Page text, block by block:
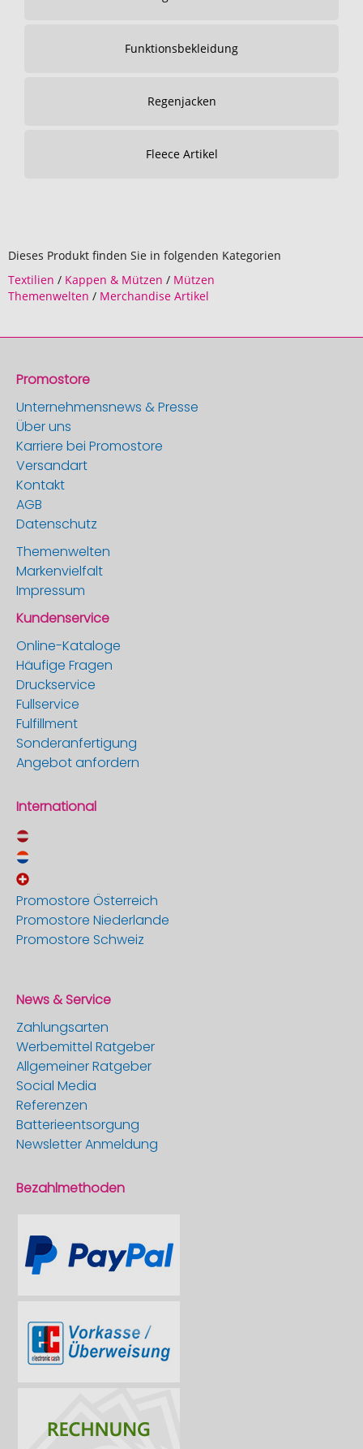
Funktionsbekleidung
Regenjacken
Fleece Artikel
Dieses Produkt finden Sie in folgenden Kategorien
Textilien / Kappen & Mützen / Mützen
Themenwelten / Merchandise Artikel
Promostore
Unternehmensnews & Presse
Über uns
Karriere bei Promostore
Versandart
Kontakt
AGB
Datenschutz
Themenwelten
Markenvielfalt
Impressum
Kundenservice
Online-Kataloge
Häufige Fragen
Druckservice
Fullservice
Fulfillment
Sonderanfertigung
Angebot anfordern
International
Promostore Österreich
Promostore Niederlande
Promostore Schweiz
News & Service
Zahlungsarten
Werbemittel Ratgeber
Allgemeiner Ratgeber
Social Media
Referenzen
Batterieentsorgung
Newsletter Anmeldung
Bezahlmethoden